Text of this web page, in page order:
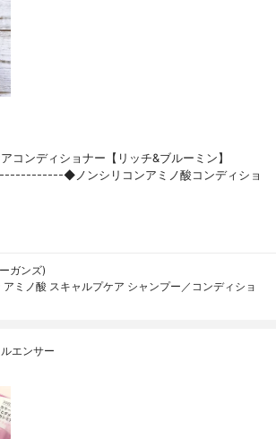
コンディショナー【リッチ&ブルーミン】
◆ノンシリコンアミノ酸コンディショ
ガンズ)
アミノ酸 スキャルプケア シャンプー／コンディショ
エンサー